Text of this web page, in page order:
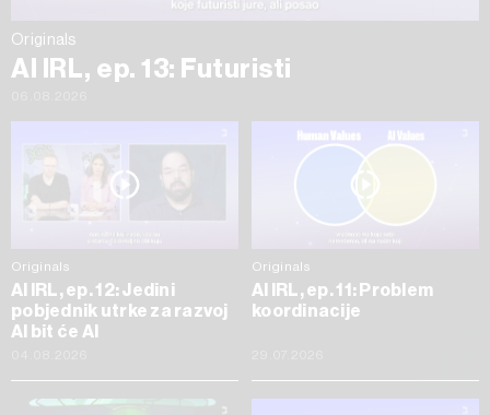
Originals
AI IRL, ep. 13: Futuristi
Originals
AI IRL, ep. 12: Jedini
pobjednik utrke za razvoj
AI bit će AI
Originals
AI IRL, ep. 11: Problem
koordinacije